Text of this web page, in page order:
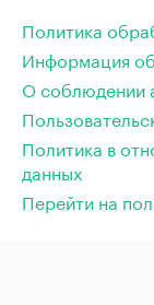
Политика
Информация
О соблюдении
Политика в
данных
Перейти на